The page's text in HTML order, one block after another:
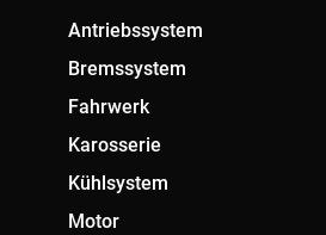
Antriebssystem
Bremssystem
Fahrwerk
Karosserie
Kühlsystem
Motor